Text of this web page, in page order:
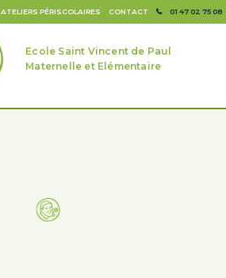
01 47 02 75 08
CONTACT
ATELIERS PÉRISCOLAIRES
Ecole Saint Vincent de Paul
Maternelle et Elémentaire